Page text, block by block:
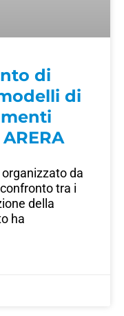
di
di
da
tra i
della
ha